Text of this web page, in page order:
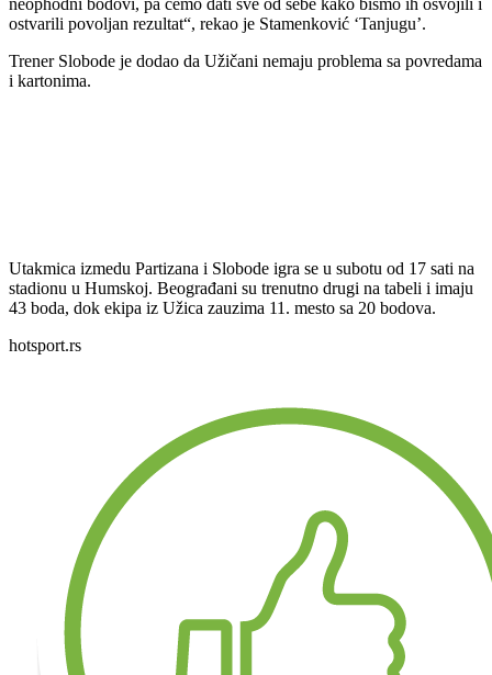
ostvarili povoljan rezultat“, rekao je Stamenković ‘Tanjugu’.
Trener Slobode je dodao da Užičani nemaju problema sa povredama
i kartonima.
Utakmica izmedu Partizana i Slobode igra se u subotu od 17 sati na
stadionu u Humskoj. Beograđani su trenutno drugi na tabeli i imaju
43 boda, dok ekipa iz Užica zauzima 11. mesto sa 20 bodova.
hotsport.rs